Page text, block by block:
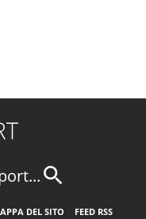
DEL SITO
FEED RSS